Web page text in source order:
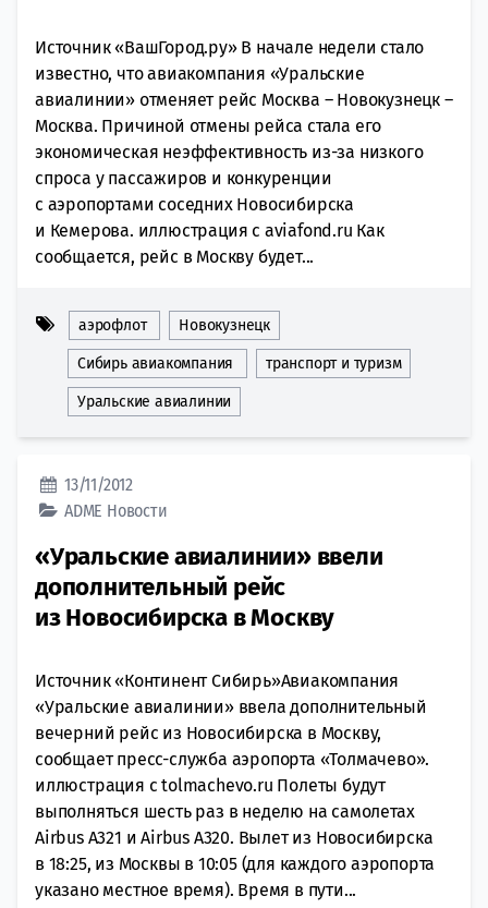
Источник «ВашГород.ру» В начале недели стало
известно, что авиакомпания «Уральские
авиалинии» отменяет рейс Москва – Новокузнецк –
Москва. Причиной отмены рейса стала его
экономическая неэффективность из-за низкого
спроса у пассажиров и конкуренции
с аэропортами соседних Новосибирска
и Кемерова. иллюстрация с aviafond.ru Как
сообщается, рейс в Москву будет...
аэрофлот Новокузнецк
Сибирь авиакомпания транспорт и туризм
Уральские авиалинии
13/11/2012
ADME Новости
«Уральские авиалинии» ввели
дополнительный рейс
из Новосибирска в Москву
Источник «Континент Сибирь»Авиакомпания
«Уральские авиалинии» ввела дополнительный
вечерний рейс из Новосибирска в Москву,
сообщает пресс-служба аэропорта «Толмачево».
иллюстрация с tolmachevo.ru Полеты будут
выполняться шесть раз в неделю на самолетах
Airbus A321 и Airbus A320. Вылет из Новосибирска
в 18:25, из Москвы в 10:05 (для каждого аэропорта
указано местное время). Время в пути...